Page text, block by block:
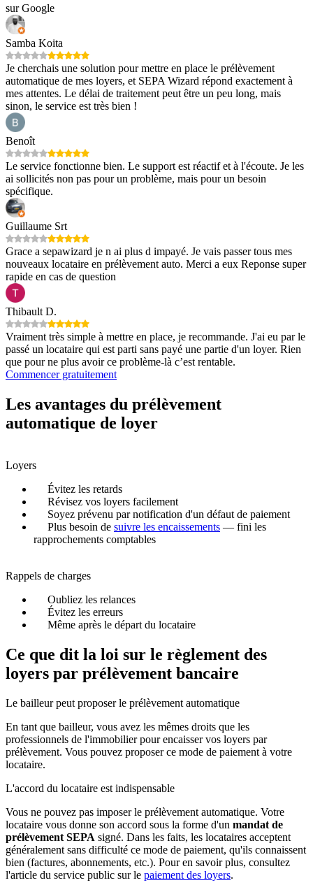
sur Google
Samba Koita
Je cherchais une solution pour mettre en place le prélèvement
automatique de mes loyers, et SEPA Wizard répond exactement à
mes attentes. Le délai de traitement peut être un peu long, mais
sinon, le service est très bien !
Benoît
Le service fonctionne bien. Le support est réactif et à l'écoute. Je les
ai sollicités non pas pour un problème, mais pour un besoin
spécifique.
Guillaume Srt
Grace a sepawizard je n ai plus d impayé. Je vais passer tous mes
nouveaux locataire en prélèvement auto. Merci a eux Reponse super
rapide en cas de question
Thibault D.
Vraiment très simple à mettre en place, je recommande. J'ai eu par le
passé un locataire qui est parti sans payé une partie d'un loyer. Rien
que pour ne plus avoir ce problème-là c’est rentable.
Commencer gratuitement
Les avantages du prélèvement
automatique de loyer
Loyers
Évitez les retards
Révisez vos loyers facilement
Soyez prévenu par notification d'un défaut de paiement
Plus besoin de suivre les encaissements — fini les
rapprochements comptables
Rappels de charges
Oubliez les relances
Évitez les erreurs
Même après le départ du locataire
Ce que dit la loi sur le règlement des
loyers par prélèvement bancaire
Le bailleur peut proposer le prélèvement automatique
En tant que bailleur, vous avez les mêmes droits que les
professionnels de l'immobilier pour encaisser vos loyers par
prélèvement. Vous pouvez proposer ce mode de paiement à votre
locataire.
L'accord du locataire est indispensable
Vous ne pouvez pas imposer le prélèvement automatique. Votre
locataire vous donne son accord sous la forme d'un mandat de
prélèvement SEPA signé. Dans les faits, les locataires acceptent
généralement sans difficulté ce mode de paiement, qu'ils connaissent
bien (factures, abonnements, etc.). Pour en savoir plus, consultez
l'article du service public sur le paiement des loyers.